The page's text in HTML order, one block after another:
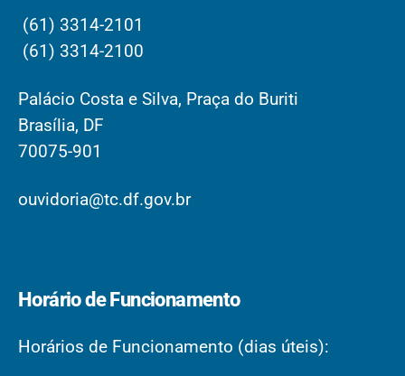
(61) 3314-2101
(61) 3314-2100
Palácio Costa e Silva, Praça do Buriti
Brasília, DF
70075-901
ouvidoria@tc.df.gov.br
Horário de Funcionamento
Horários de Funcionamento (dias úteis):